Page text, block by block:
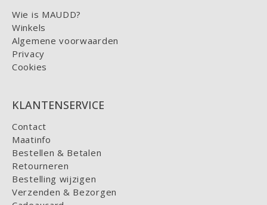
Wie is MAUDD?
Winkels
Algemene voorwaarden
Privacy
Cookies
KLANTENSERVICE
Contact
Maatinfo
Bestellen & Betalen
Retourneren
Bestelling wijzigen
Verzenden & Bezorgen